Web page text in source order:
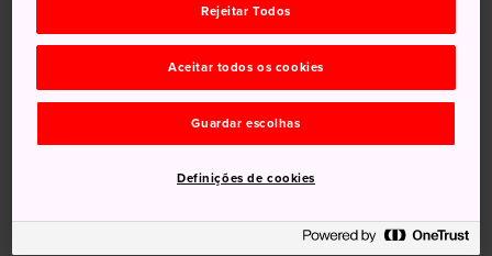
A Trilha Subashiri tem um caminho que leva a um pico
chamado “pequeno Fuji”
Trata-se de uma das trilhas menos povoadas da
Rejeitar Todos
Aceitar todos os cookies
Guardar escolhas
Definições de cookies